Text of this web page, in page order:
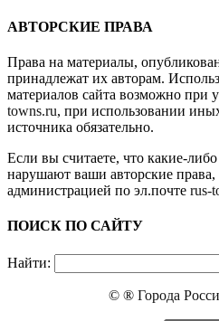
АВТОРСКИЕ ПРАВА
Права на материалы,
принадлежат их авторам.
материалов сайта возможно при
towns.ru, при использовании
источника обязательно.
Если вы считаете, что какие-
нарушают ваши авторские права,
администрацией по эл.почте rus-
ПОИСК ПО САЙТУ
Найти:
© ® Города